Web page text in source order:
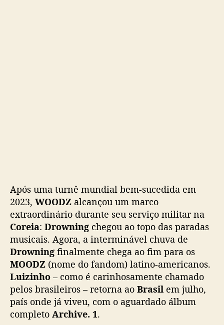
Após uma turnê mundial bem-sucedida em
2023, WOODZ alcançou um marco
extraordinário durante seu serviço militar na
Coreia: Drowning chegou ao topo das paradas
musicais. Agora, a interminável chuva de
Drowning finalmente chega ao fim para os
MOODZ (nome do fandom) latino-americanos.
Luizinho – como é carinhosamente chamado
pelos brasileiros – retorna ao Brasil em julho,
país onde já viveu, com o aguardado álbum
completo Archive. 1.